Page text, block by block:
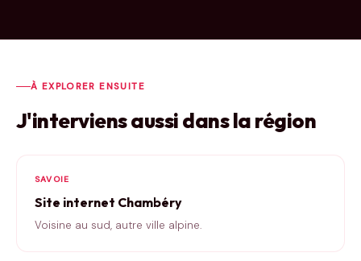
À EXPLORER ENSUITE
J'interviens aussi dans la région
SAVOIE
Site internet Chambéry
Voisine au sud, autre ville alpine.